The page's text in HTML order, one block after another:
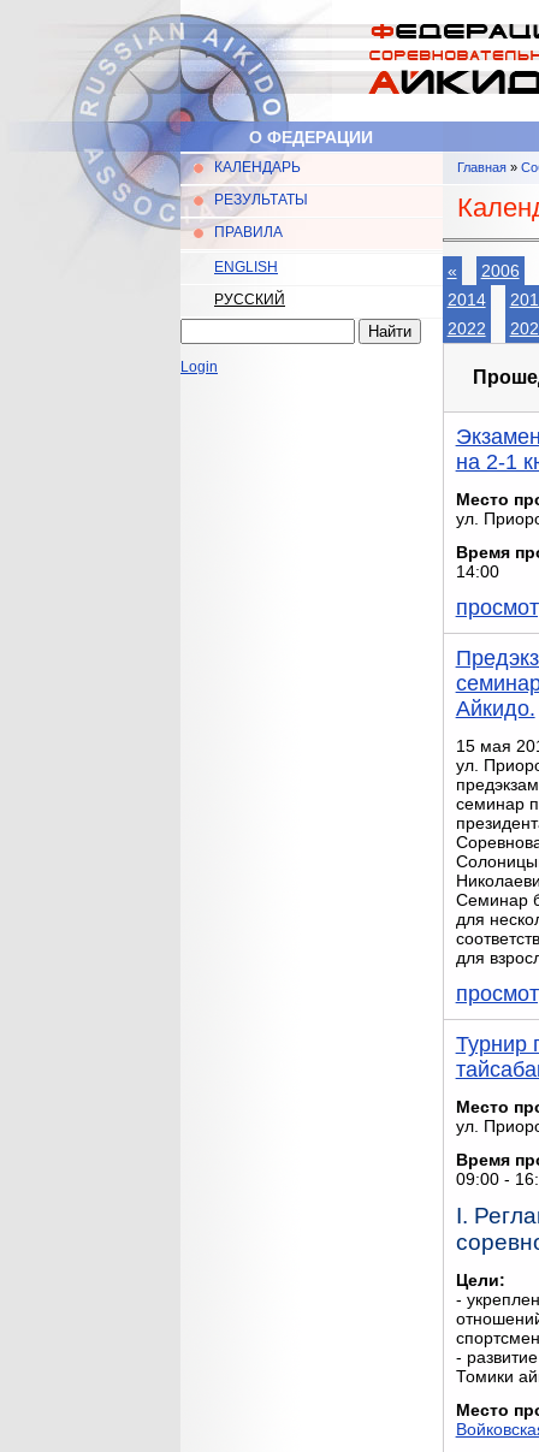
Главное меню
О ФЕДЕРАЦИИ
КАЛЕНДАРЬ
РЕЗУЛЬТАТЫ
ПРАВИЛА
ENGLISH
РУССКИЙ
Форма поиска
Login
ВыГлавная»
«
2006
2014
2022
на 2-1
Место
ул.
Время
14:00
Айкидо.
15 мая
ул.
семинар
Семинар
для
для
Турнир
Место
ул.
Время
09:00 -
I.
Цели:
-
-
Томики
Место